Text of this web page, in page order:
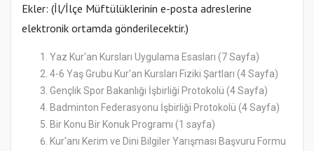
Ekler: (İl/İlçe Müftülüklerinin e-posta adreslerine
elektronik ortamda gönderilecektir.)
Yaz Kur'an Kursları Uygulama Esasları (7 Sayfa)
4-6 Yaş Grubu Kur'an Kursları Fiziki Şartları (4 Sayfa)
Gençlik Spor Bakanlığı İşbirliği Protokolü (4 Sayfa)
Badminton Federasyonu İşbirliği Protokolü (4 Sayfa)
Bir Konu Bir Konuk Programı (1 sayfa)
Kur'anı Kerim ve Dini Bilgiler Yarışması Başvuru Formu